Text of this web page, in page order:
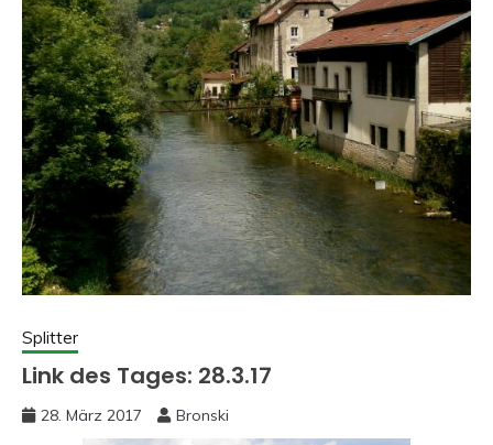
Splitter
Link des Tages: 28.3.17
28. März 2017 Bronski